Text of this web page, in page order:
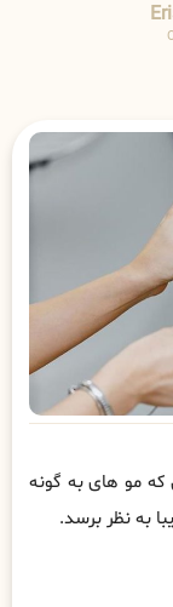
مو های به گونه
به نظر برسد.